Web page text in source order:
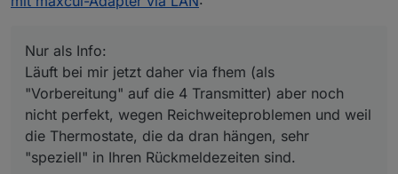
Transmitter (die ich allerdings noch nicht
man bedenken, daß das dann wohl nicht mehr
via MAX-Cul oder -Cun mit ioBroker direkt
klappt, sondern wenn ich es richtig
durchschaut habe, nur noch über den
"Umweg" fhem. Hintergrund ist, daß der MAX-
Adapter für ioBroker wohl nur einen
"Port"/Transmitter im Cube ansprechen kann.
Nur als Info:
Läuft bei mir jetzt daher via fhem (als
"Vorbereitung" auf die 4 Transmitter) aber noch
nicht perfekt, wegen Reichweiteproblemen und weil
die Thermostate, die da dran hängen, sehr
"speziell" in Ihren Rückmeldezeiten sind.